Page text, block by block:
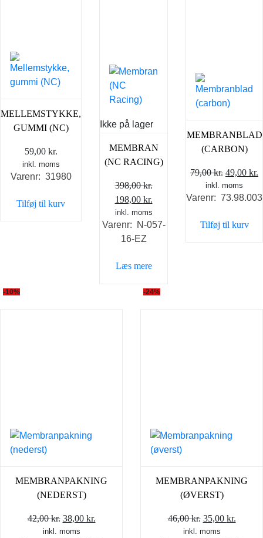
MELLEMSTYKKE,
GUMMI (NC)
59,00 kr.
inkl. moms
Varenr: 31980
Tilføj til kurv
Ikke på lager
MEMBRAN
(NC RACING)
398,00kr.
Den
oprindelige
pris
var:
198,00 kr.
aktuelle
pris
inkl. moms
Varenr: N-057-
16-EZ
Læs mere
MEMBRANBLAD
(CARBON)
79,00kr. Den
pris
79,00 kr..
49,00 kr.
inkl. moms
Varenr: 73.98.003
Tilføj til kurv
-10%
MEMBRANPAKNING
(NEDERST)
42,00kr. Den
oprindelige
38,00 kr.Den
inkl. moms
-24%
MEMBRANPAKNING
(ØVERST)
46,00kr. Den
oprindelige
35,00 kr.Den
inkl. moms